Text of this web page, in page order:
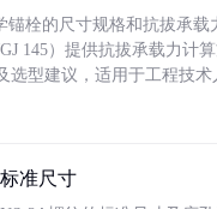
锚栓的尺寸规格和抗拔承
145）提供抗拔承载力计
选型建议，适用于工程技术
准尺寸